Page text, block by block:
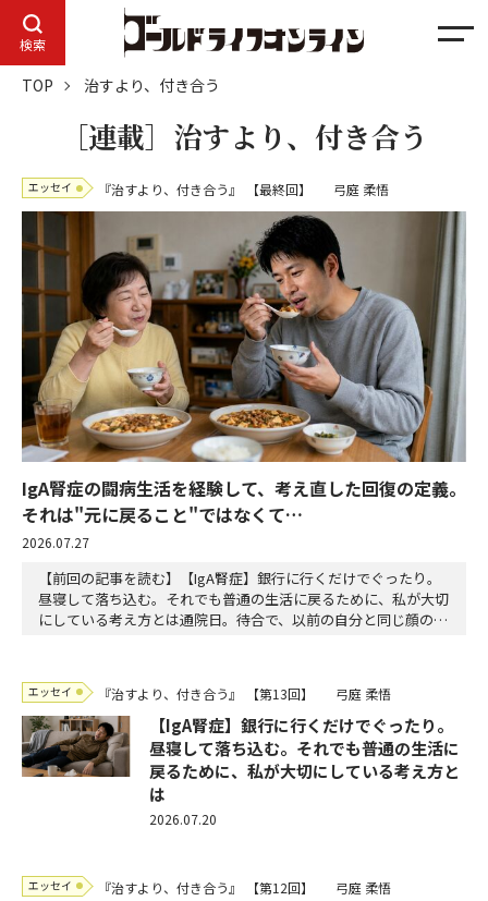
検索
メ
TOP 治すより、付き合う
［連載］治すより、付き合う
エッセイ 『治すより、付き合う』 【最終回】 弓庭 柔悟
IgA腎症の闘病生活を経験して、考え直した回復の定義。
それは"元に戻ること"ではなくて…
2026.07.27
【前回の記事を読む】【IgA腎症】銀行に行くだけでぐったり。
昼寝して落ち込む。それでも普通の生活に戻るために、私が大切
にしている考え方とは通院日。待合で、以前の自分と同じ顔の人
してます」主治医が言う。この言葉を何度も聞いた。だが今日は
違う響きだった。通過点ではなく、状態名としての安…
エッセイ 『治すより、付き合う』 【第13回】 弓庭 柔悟
【IgA腎症】銀行に行くだけでぐったり。
昼寝して落ち込む。それでも普通の生活に
戻るために、私が大切にしている考え方と
は
2026.07.20
エッセイ 『治すより、付き合う』 【第12回】 弓庭 柔悟